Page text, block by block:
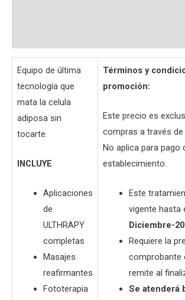
Equipo de última
tecnología que
mata la celula
adiposa sin
tocarte.
INCLUYE
Aplicaciones
de
ULTHRAPY
completas
Masajes
reafirmantes
Fototerapia
Términos y
promoción:
Este precio es
compras a través de
No aplica para pago
establecimiento.
Este
vigente hasta
Diciembre-
Requiere la
comprobante
remite al
Se atenderá